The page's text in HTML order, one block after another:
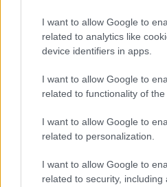
I want to allow Google to
related to analytics like
device identifiers in apps.
I want to allow Google to
related to functionality of the
I want to allow Google to
related to personalization.
I want to allow Google to
related to security, including
Ristorante distrutto
Maddalena, incendio
Le previsioni meteo
Michelle Hunziker
vivo: un amico vip